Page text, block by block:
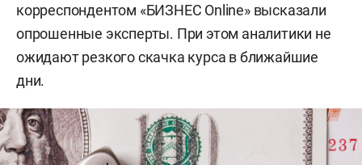
корреспондентом «БИЗНЕС Online» высказали
опрошенные эксперты. При этом аналитики не
ожидают резкого скачка курса в ближайшие
дни.